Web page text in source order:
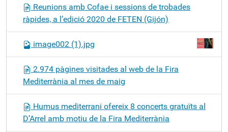
Reunions amb Cofae i sessions de trobades
ràpides, a l’edició 2020 de FETEN (Gijón)
image002 (1).jpg
2.974 pàgines visitades al web de la Fira
Mediterrània al mes de maig
Humus mediterrani ofereix 8 concerts gratuïts al
D’Arrel amb motiu de la Fira Mediterrània